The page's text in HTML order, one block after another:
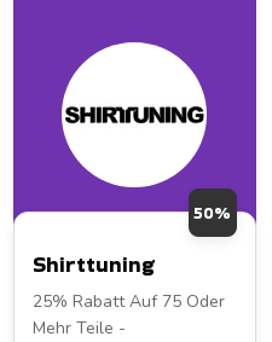
50%
Shirttuning
25% Rabatt Auf 75 Oder
Mehr Teile -